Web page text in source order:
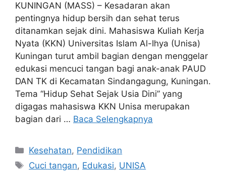
KUNINGAN (MASS) – Kesadaran akan
pentingnya hidup bersih dan sehat terus
ditanamkan sejak dini. Mahasiswa Kuliah Kerja
Nyata (KKN) Universitas Islam Al-Ihya (Unisa)
Kuningan turut ambil bagian dengan menggelar
edukasi mencuci tangan bagi anak-anak PAUD
DAN TK di Kecamatan Sindangagung, Kuningan.
Tema “Hidup Sehat Sejak Usia Dini” yang
digagas mahasiswa KKN Unisa merupakan
bagian dari … Baca Selengkapnya
Kategori
Kesehatan, Pendidikan
Tag
Cuci tangan, Edukasi, UNISA